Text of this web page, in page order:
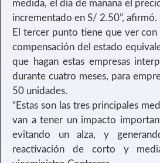
medida, el día de mañana el
incrementado en S/ 2.50”, afirmó.
El tercer punto tiene que ver
compensación del estado
que hagan estas empresas
durante cuatro meses, para
50 unidades.
“Estas son las tres principales
van a tener un impacto
evitando un alza, y
reactivación de corto y